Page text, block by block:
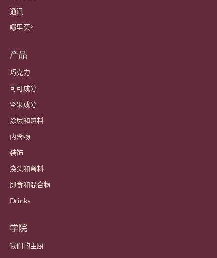
通讯
哪里买?
产品
巧克力
可可成分
坚果成分
涂层和馅料
内含物
装饰
浇头和酱料
即食和混合物
Drinks
学院
我们的主厨